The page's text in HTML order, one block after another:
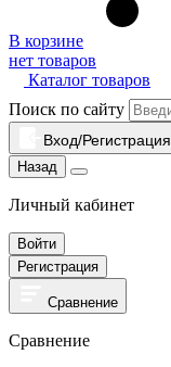
В корзине
нет товаров
Каталог товаров
Поиск по сайту
Вход/Регистрация
Назад
Личный кабинет
Войти
Регистрация
Сравнение
Сравнение